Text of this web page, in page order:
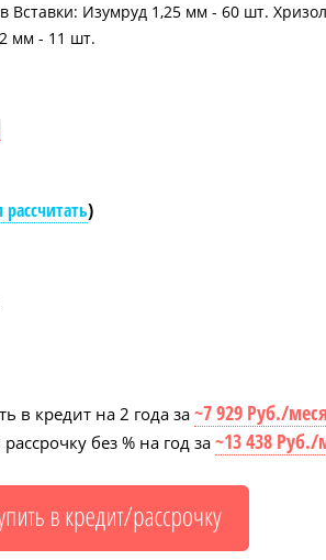
Вставки: Изумруд 1,25 мм - 60 шт.
мм - 11 шт.
)
в кредит на 2 года за ~7 929 Руб./
без % на год за~13 438 Руб./